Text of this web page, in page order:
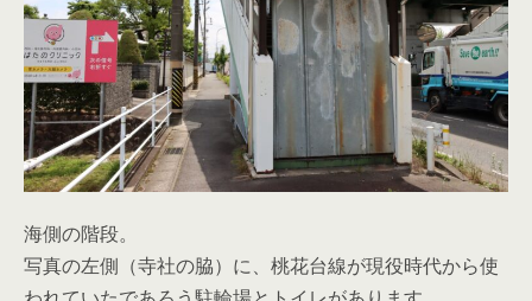
海側の階段。
写真の左側（寺社の脇）に、桃花台線が現役時代から使